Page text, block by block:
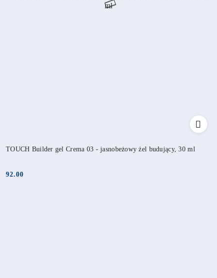
TOUCH Builder gel Crema 03 - jasnobeżowy żel budujący, 30 ml
Cena:
92.00